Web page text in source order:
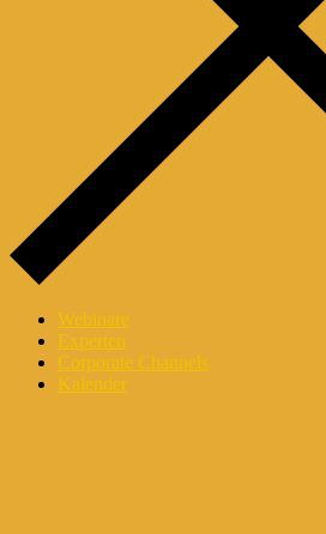
Webinare
Experten
Corporate Channels
Kalender